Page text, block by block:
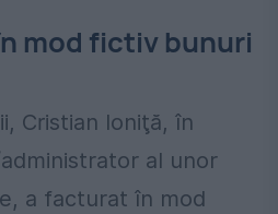
mod fictiv bunuri
Cristian Ioniţă, în
al unor
a facturat în mod